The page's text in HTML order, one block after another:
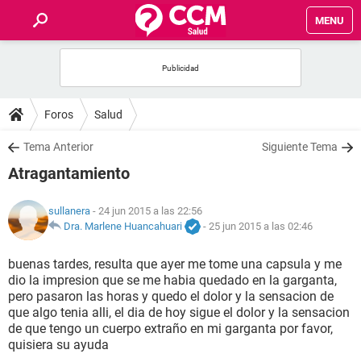
MENU
FOROS
SALUD
FAMILIA
NUTRICIÓN
BIENESTAR
SEXUALIDAD
GLOSARIO
Foros Salud
Tema Anterior Siguiente Tema
Atragantamiento
sullanera - 24 jun 2015 a las 22:56
Dra. Marlene Huancahuari
- 25 jun 2015 a las 02:46
buenas tardes, resulta que ayer me tome una capsula y me
dio la impresion que se me habia quedado en la garganta,
pero pasaron las horas y quedo el dolor y la sensacion de
que algo tenia alli, el dia de hoy sigue el dolor y la sensacion
de que tengo un cuerpo extraño en mi garganta por favor,
quisiera su ayuda